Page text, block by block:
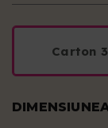
Carton